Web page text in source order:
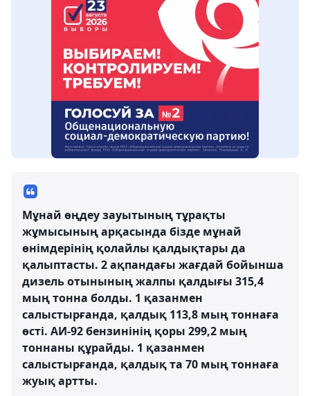
Мұнай өңдеу зауытының тұрақты
жұмысының арқасында бізде мұнай
өнімдерінің қолайлы қалдықтары да
қалыптасты. 2 ақпандағы жағдай бойынша
дизель отынының жалпы қалдығы 315,4
мың тонна болды. 1 қазанмен
салыстырғанда, қалдық 113,8 мың тоннаға
өсті. АИ-92 бензинінің қоры 299,2 мың
тоннаны құрайды. 1 қазанмен
салыстырғанда, қалдық та 70 мың тоннаға
жуық артты.